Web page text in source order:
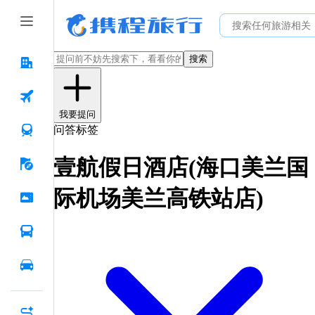
搜索
我要提问
问答标签
壹航假日酒店(海口美兰国
际机场美兰高铁站店)